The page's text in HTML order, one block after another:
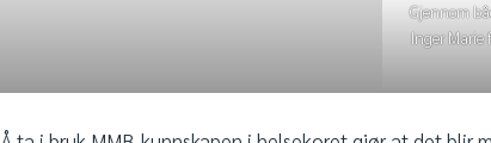
Gjennom
Inger Marie